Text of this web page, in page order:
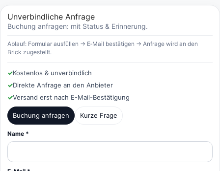
Unverbindliche Anfrage
Buchung anfragen: mit Status & Erinnerung.
Ablauf: Formular ausfüllen → E‑Mail bestätigen → Anfrage wird an den
Brick zugestellt.
✓Kostenlos & unverbindlich
✓Direkte Anfrage an den Anbieter
✓Versand erst nach E-Mail-Bestätigung
Buchung anfragen Kurze Frage
Name *